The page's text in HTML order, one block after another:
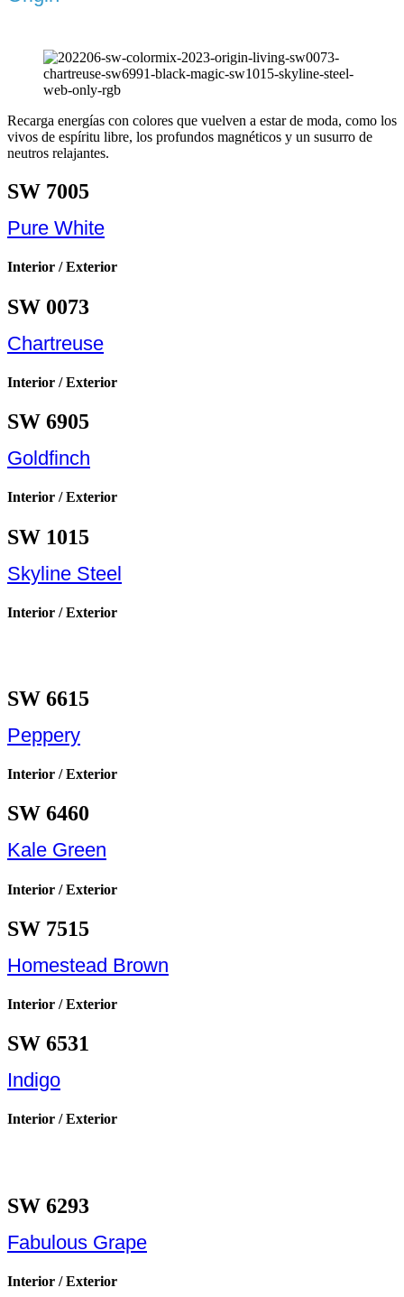
Recarga energías con colores que vuelven a estar de moda, como los
vivos de espíritu libre, los profundos magnéticos y un susurro de
neutros relajantes.
SW 7005
Pure White
Interior / Exterior
SW 0073
Chartreuse
Interior / Exterior
SW 6905
Goldfinch
Interior / Exterior
SW 1015
Skyline Steel
Interior / Exterior
SW 6615
Peppery
Interior / Exterior
SW 6460
Kale Green
Interior / Exterior
SW 7515
Homestead Brown
Interior / Exterior
SW 6531
Indigo
Interior / Exterior
SW 6293
Fabulous Grape
Interior / Exterior